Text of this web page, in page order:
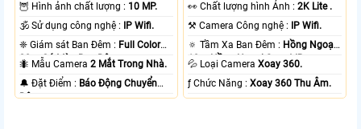
🦉 Hình ảnh chất lượng : 10 MP.
🕉️ Sử dụng công nghệ :
IP Wifi.
❈ Giám sát Ban Đêm : Full Color
20m Có Màu Ban Ðêm.
🐜 Mẫu Camera2 Mắt Trong Nhà.
️🔔 Đặt Điểm : Báo Động Chuyển
Động.
️👀 Chất lượng hình Ảnh :2K Lite .
⚒ Camera Công nghệ :
IP Wifi.
🔅 Tầm Xa Ban Đêm : Hồng Ngoại
10m Hồng Ngoại Smart IR.
💦 Loại CameraXoay 360.
️ƒ Chức Năng :Xoay 360 Thu Âm.